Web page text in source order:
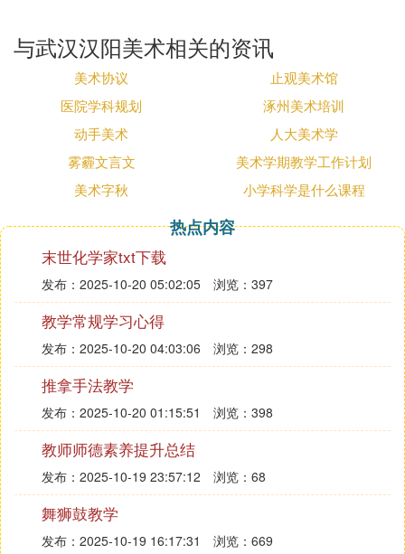
1、上午9:00-12:00(11:30观众停止入馆)，下午13:30
-17:00(16:00观众停止入馆);中午12:00-13:30为闭馆
消毒时段，暂时闭馆，请观众错开闭馆时间段入馆参
2、注意事项:酗酒及衣衫不整者，谢绝入内。
场馆地址：湖北省武汉市汉阳区知音大道77号
武汉美术馆（琴台馆）的体量在华中地区首屈一指。
据介绍，该项目总投资约5.2亿元，总建筑面积约4.3
万平方米，其中地上建筑面积约2.08万平方米，地下
建筑面积约2.22万平方米，地下一层，地上二层（局
部夹层），包括包括A、B、C、D、E展厅。
展厅总面积约10000平方米，其中A展厅空高23米，
是目前是国内空高最高的单个展厅，给予大型艺术作
品充裕的施展空间。
与武汉汉阳美术相关的资讯
美术协议
止观美术馆
医院学科规划
涿州美术培训
动手美术
人大美术学
雾霾文言文
美术学期教学工作计划
美术字秋
小学科学是什么课程
热点内容
末世化学家txt下载
发布：2025-10-20 05:02:05 浏览：397
教学常规学习心得
发布：2025-10-20 04:03:06 浏览：298
推拿手法教学
发布：2025-10-20 01:15:51 浏览：398
教师师德素养提升总结
发布：2025-10-19 23:57:12 浏览：68
舞狮鼓教学
发布：2025-10-19 16:17:31 浏览：669